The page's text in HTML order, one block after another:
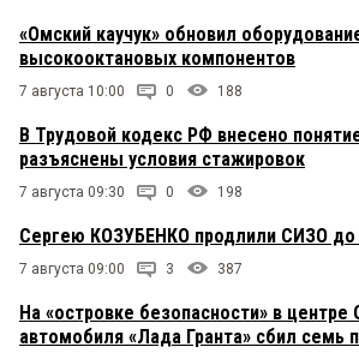
«Омский каучук» обновил
высокооктановых компонентов
7 августа 10:00 0 188
В Трудовой кодекс РФ внесено
разъяснены условия стажировок
7 августа 09:30 0 198
Сергею КОЗУБЕНКО продлили СИЗО до
7 августа 09:00 3 387
На «островке безопасности» в центре
автомобиля «Лада Гранта» сбил семь